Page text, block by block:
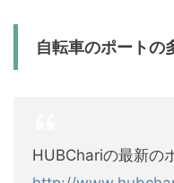
自転車のポートの
HUBChariの最新の